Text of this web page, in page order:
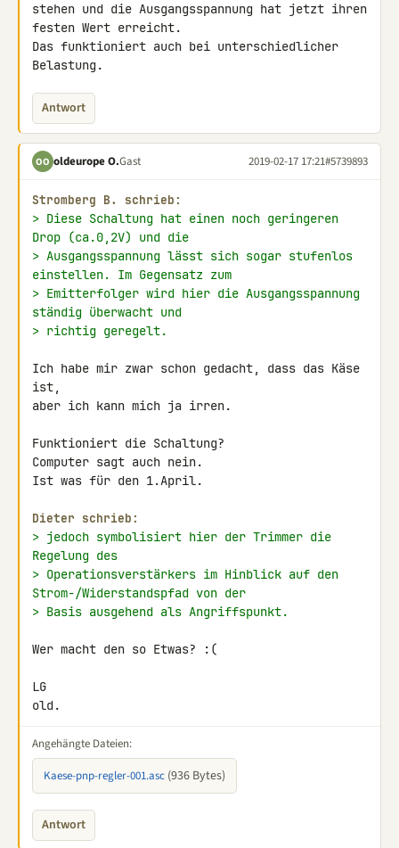
stehen und die Ausgangsspannung hat jetzt ihren
festen Wert erreicht.
Das funktioniert auch bei unterschiedlicher
Belastung.
Antwort
OO oldeurope O.Gast 2019-02-17 17:21#5739893
Stromberg B. schrieb:
> Diese Schaltung hat einen noch geringeren
Drop (ca.0,2V) und die
> Ausgangsspannung lässt sich sogar stufenlos
einstellen. Im Gegensatz zum
> Emitterfolger wird hier die Ausgangsspannung
ständig überwacht und
> richtig geregelt.
Ich habe mir zwar schon gedacht, dass das Käse
ist,
aber ich kann mich ja irren.
Funktioniert die Schaltung?
Computer sagt auch nein.
Ist was für den 1.April.
Dieter schrieb:
> jedoch symbolisiert hier der Trimmer die
Regelung des
> Operationsverstärkers im Hinblick auf den
Strom-/Widerstandspfad von der
> Basis ausgehend als Angriffspunkt.
Wer macht den so Etwas? :(
LG
old.
Angehängte Dateien:
Kaese-pnp-regler-001.asc (936 Bytes)
Antwort